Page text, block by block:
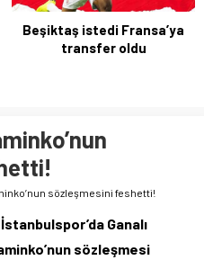
Beşiktaş istedi Fransa’ya
transfer oldu
sözleşmesini feshetti!
Ganalı
sözleşmesi